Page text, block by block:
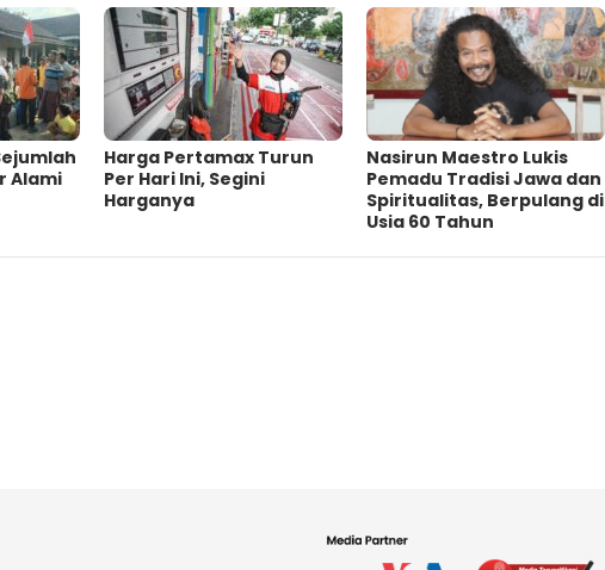
Alami
Harga Pertamax Turun
Per Hari Ini, Segini
Harganya
‎Nasirun Maestro Lukis
Pemadu Tradisi Jawa dan
Spiritualitas, Berpulang di
Usia 60 Tahun